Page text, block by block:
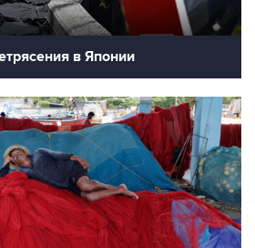
в Японии